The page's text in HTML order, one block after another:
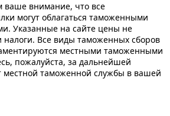
внимание, что все
могут облагаться таможенными
Указанные на сайте цены не
Все виды таможенных сборов
местными таможенными
пожалуйста, за дальнейшей
местной таможенной службы в вашей